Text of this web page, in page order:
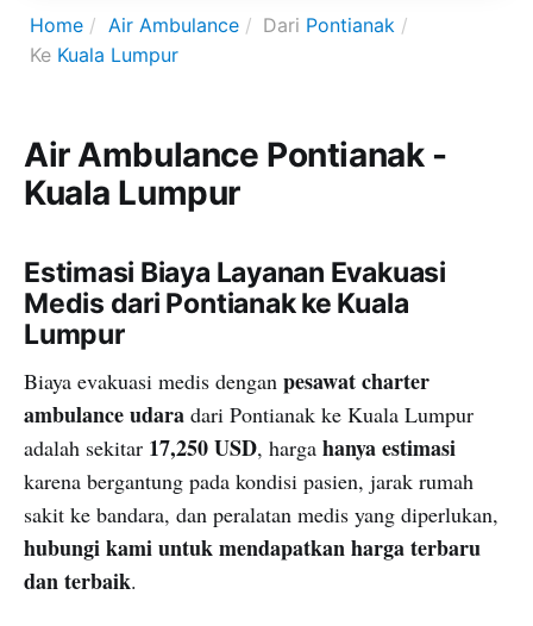
Home Air Ambulance Dari Pontianak
Ke Kuala Lumpur
Air Ambulance Pontianak -
Kuala Lumpur
Estimasi Biaya Layanan Evakuasi
Medis dari Pontianak ke Kuala
Lumpur
Biaya evakuasi medis dengan pesawat charter
ambulance udara dari Pontianak ke Kuala Lumpur
adalah sekitar 17,250 USD, harga hanya estimasi
karena bergantung pada kondisi pasien, jarak rumah
sakit ke bandara, dan peralatan medis yang diperlukan,
hubungi kami untuk mendapatkan harga terbaru
dan terbaik.